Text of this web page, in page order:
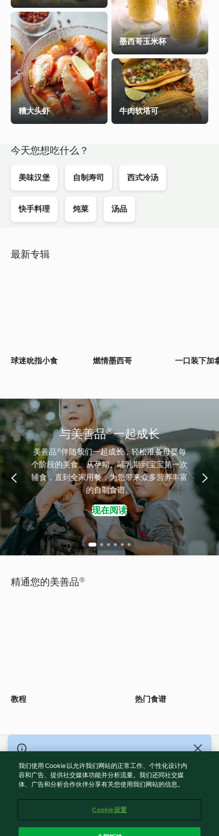
糟大头虾
墨西哥玉米杯
牛肉软塔可
今天您想吃什么？
美味汉堡 自制寿司 西式冷汤
快手料理 炖菜 汤品
最新专辑
球迷吮指小食 燃情墨西哥 一口装下加
与美善品®一起成长
美善品®伴随我们一起成长，轻松准备母婴每
个阶段的美食。从孕期、哺乳期到宝宝第一次
辅食，直到全家用餐，为您带来众多营养丰富
的自制食谱。
现在阅读
精通您的美善品®
教程 热门食谱
© Copyright 2021-2023 福维克信息科技(上海)有限公司 版权所有
2026
使用规定
Cookies
我们使用 Cookie 以允许我们网站的正常工作、个性化设计内
容和广告、提供社交媒体功能并分析流量。我们还同社交媒
体、广告和分析合作伙伴分享有关您使用我们网站的信息。
Cookie 设置